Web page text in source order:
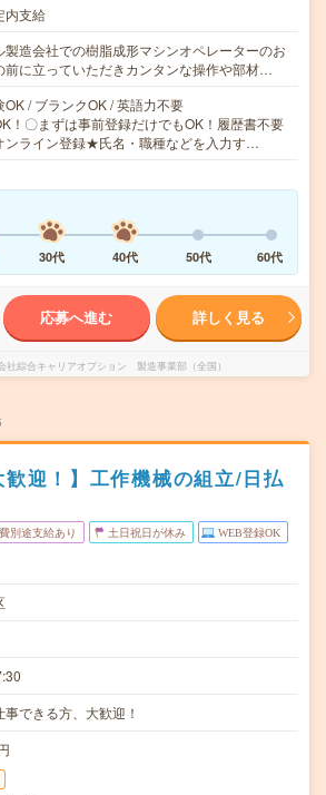
内支給
製造会社での樹脂成形マシンオペレーターのお
前に立っていただきカンタンな操作や部材…
OK / ブランクOK / 英語力不要
！〇まずは事前登録だけでもOK！履歴書不要
ンライン登録★氏名・職種などを入力す…
30代 40代 50代 60代
応募へ進む 詳しく見る
社綜合キャリアオプション 製造事業部（全国）
歓迎！】工作機械の組立/日払
別途支給あり 土日祝日が休み WEB登録OK
できる方、大歓迎！